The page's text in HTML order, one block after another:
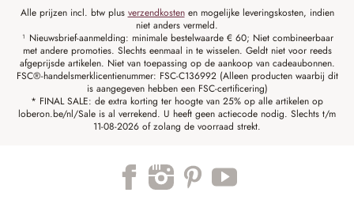
Alle prijzen incl. btw plus verzendkostenen mogelijke leveringskosten, indien
niet anders vermeld.
¹ Nieuwsbrief-aanmelding: minimale bestelwaarde € 60; Niet combineerbaar
met andere promoties. Slechts eenmaal in te wisselen. Geldt niet voor reeds
afgeprijsde artikelen. Niet van toepassing op de aankoop van cadeaubonnen.
FSC®-handelsmerklicentienummer: FSC-C136992 (Alleen producten waarbij dit
is aangegeven hebben een FSC-certificering)
* FINAL SALE: de extra korting ter hoogte van 25% op alle artikelen op
loberon.be/nl/Sale is al verrekend. U heeft geen actiecode nodig. Slechts t/m
11-08-2026 of zolang de voorraad strekt.